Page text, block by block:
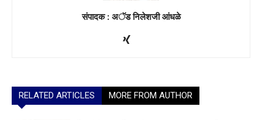
संपादक : अॅड निलेशजी आंधळे
RELATED ARTICLES MORE FROM AUTHOR